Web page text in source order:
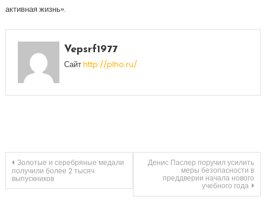
активная жизнь».
Vepsrf1977
Сайтhttp://plho.ru/
Навигация
по
Золотые и серебряные медали
получили более 2 тысяч
выпускников
Денис Паслер поручил усилить
меры безопасности в
преддверии начала нового
учебного года